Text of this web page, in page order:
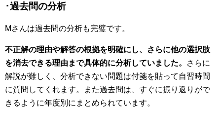
･過去問の分析
Mさんは過去問の分析も完璧です。
不正解の理由や解答の根拠を明確にし、さらに他の選択肢
を消去できる理由まで具体的に分析していました。
さらに
解説が難しく、分析できない問題は付箋を貼って自習時間
に質問してくれます。また過去問は、すぐに振り返りがで
きるように年度別にまとめられています。